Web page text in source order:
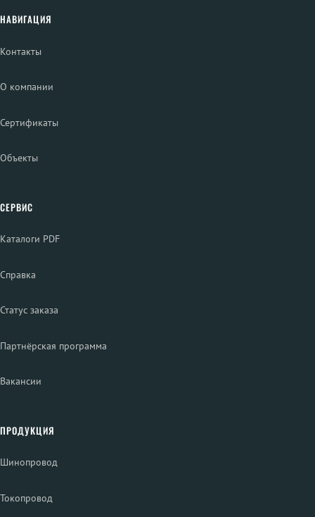
НАВИГАЦИЯ
Контакты
О компании
Сертификаты
Объекты
СЕРВИС
Каталоги PDF
Справка
Статус заказа
Партнёрская программа
Вакансии
ПРОДУКЦИЯ
Шинопровод
Токопровод